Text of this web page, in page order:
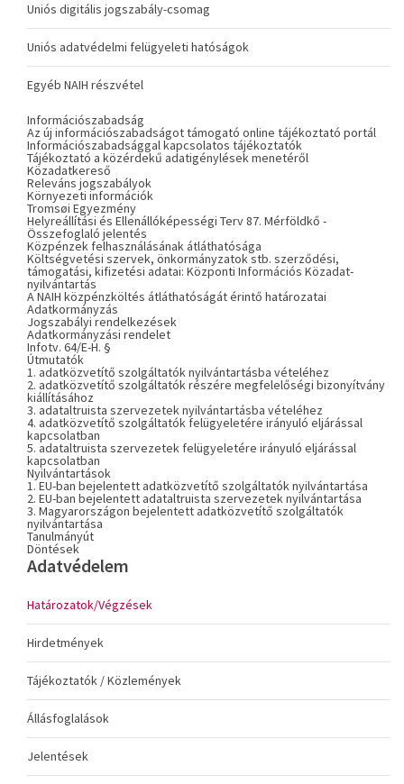
Uniós digitális jogszabály-csomag
Uniós adatvédelmi felügyeleti hatóságok
Egyéb NAIH részvétel
Információszabadság
Az új információszabadságot támogató online tájékoztató portál
Információszabadsággal kapcsolatos tájékoztatók
Tájékoztató a közérdekű adatigénylések menetéről
Közadatkereső
Releváns jogszabályok
Környezeti információk
Tromsøi Egyezmény
Helyreállítási és Ellenállóképességi Terv 87. Mérföldkő -
Összefoglaló jelentés
Közpénzek felhasználásának átláthatósága
Költségvetési szervek, önkormányzatok stb. szerződési,
támogatási, kifizetési adatai: Központi Információs Közadat-
nyilvántartás
A NAIH közpénzköltés átláthatóságát érintő határozatai
Adatkormányzás
Jogszabályi rendelkezések
Adatkormányzási rendelet
Infotv. 64/E-H. §
Útmutatók
1. adatközvetítő szolgáltatók nyilvántartásba vételéhez
2. adatközvetítő szolgáltatók részére megfelelőségi bizonyítvány
kiállításához
3. adataltruista szervezetek nyilvántartásba vételéhez
4. adatközvetítő szolgáltatók felügyeletére irányuló eljárással
kapcsolatban
5. adataltruista szervezetek felügyeletére irányuló eljárással
kapcsolatban
Nyilvántartások
1. EU-ban bejelentett adatközvetítő szolgáltatók nyilvántartása
2. EU-ban bejelentett adataltruista szervezetek nyilvántartása
3. Magyarországon bejelentett adatközvetítő szolgáltatók
nyilvántartása
Tanulmányút
Döntések
Adatvédelem
Határozatok/Végzések
Hirdetmények
Tájékoztatók / Közlemények
Állásfoglalások
Jelentések